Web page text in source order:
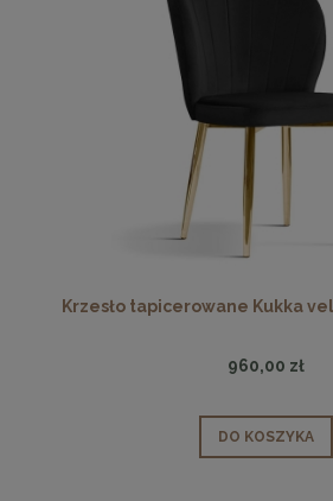
Krzesło tapicerowane Kukka
960,00 zł
DO KOSZYKA